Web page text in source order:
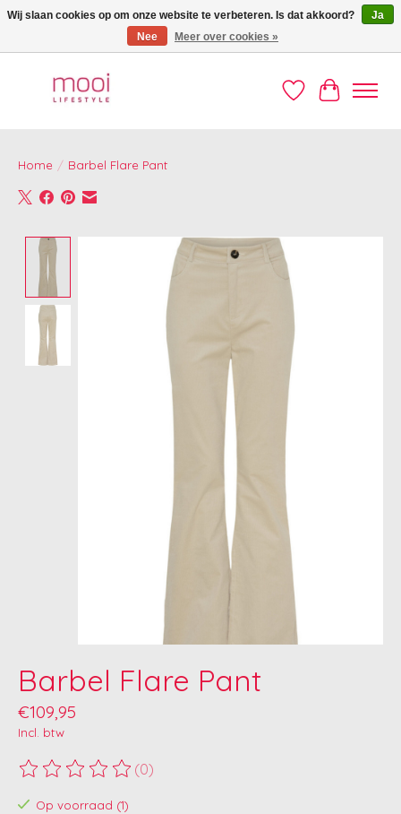
Welkom op de Mooi webshop!
Verlanglijst
Home / Barbel Flare Pant
Product image slideshow Items
Barbel Flare Pant
€109,95
Incl. btw
De beoordeling van dit product is
(0)
Op voorraad (1)
Wij slaan cookies op om onze website te verbeteren. Is dat akkoord?
Ja
Nee
Meer over cookies »